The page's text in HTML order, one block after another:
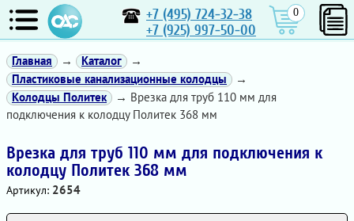
+7 (495) 724-32-38
+7 (925) 997-50-00
0
Главная → Каталог
→
Пластиковые канализационные колодцы
→
Колодцы Политек
→ Врезка для труб 110 мм для
подключения к колодцу Политек 368 мм
Врезка для труб 110 мм для подключения к
колодцу Политек 368 мм
Артикул: 2654